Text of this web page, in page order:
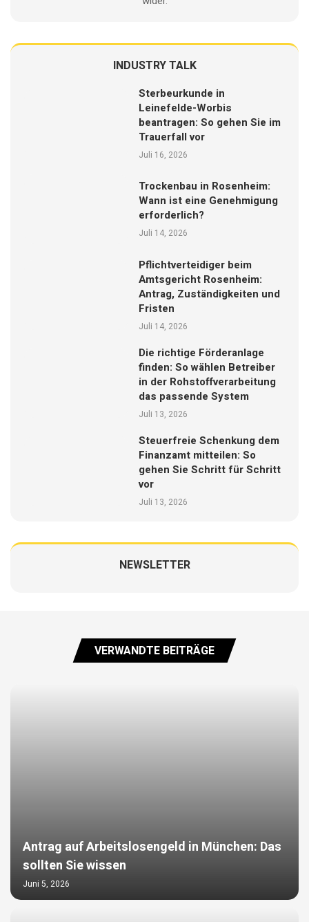
INDUSTRY TALK
Sterbeurkunde in
Leinefelde-Worbis
beantragen: So gehen Sie im
Trauerfall vor
Juli 16, 2026
Trockenbau in Rosenheim:
Wann ist eine Genehmigung
erforderlich?
Juli 14, 2026
Pflichtverteidiger beim
Amtsgericht Rosenheim:
Antrag, Zuständigkeiten und
Fristen
Juli 14, 2026
Die richtige Förderanlage
finden: So wählen Betreiber
in der Rohstoffverarbeitung
das passende System
Juli 13, 2026
Steuerfreie Schenkung dem
Finanzamt mitteilen: So
gehen Sie Schritt für Schritt
vor
Juli 13, 2026
NEWSLETTER
VERWANDTE BEITRÄGE
Antrag auf Arbeitslosengeld in München: Das
sollten Sie wissen
Juni 5, 2026